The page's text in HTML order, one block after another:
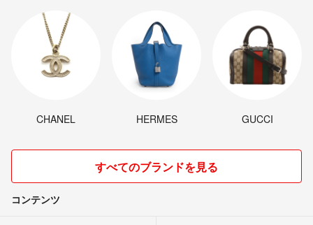
CHANEL HERMES GUCCI
すべてのブランドを見る
コンテンツ